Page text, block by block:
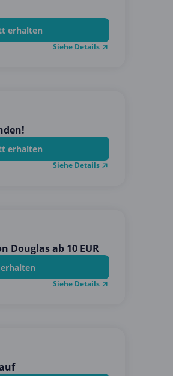
erhalten
Siehe Details
erhalten
Siehe Details
Douglas ab 10 EUR
Siehe Details